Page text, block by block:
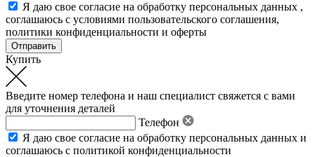
Я даю свое согласие на обработку персональных данных ,
соглашаюсь с условиями пользовательского соглашения,
политики конфиденциальности и оферты
Купить
Введите номер телефона и наш специалист свяжется с вами
для уточнения деталей
Телефон
Я даю свое согласие на обработку персональных данных и
соглашаюсь с политикой конфиденциальности